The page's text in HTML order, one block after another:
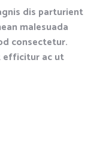
dis parturient
malesuada
consectetur.
efficitur ac ut